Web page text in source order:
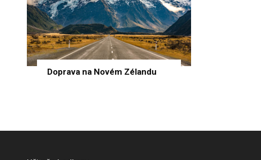
Doprava na Novém Zélandu